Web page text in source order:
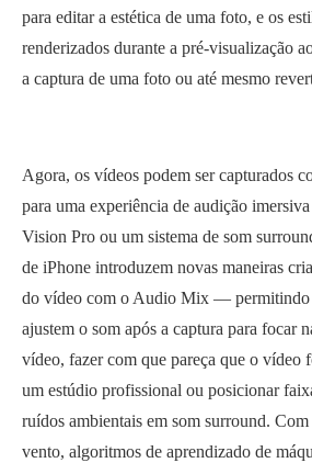
para editar a estética de uma foto, e os
renderizados durante a pré-visualização
a captura de uma foto ou até mesmo
Agora, os vídeos podem ser capturados
para uma experiência de audição
Vision Pro ou um sistema de som
de iPhone introduzem novas maneiras
do vídeo com o Audio Mix — permitindo
ajustem o som após a captura para focar
vídeo, fazer com que pareça que o vídeo
um estúdio profissional ou posicionar
ruídos ambientais em som surround.
vento, algoritmos de aprendizado de